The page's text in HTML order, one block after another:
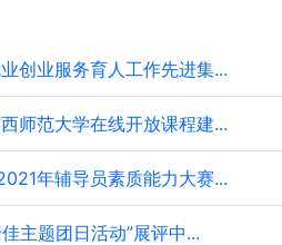
创业服务育人工作先进集...
师范大学在线开放课程建...
年辅导员素质能力大赛...
主题团日活动”展评中...